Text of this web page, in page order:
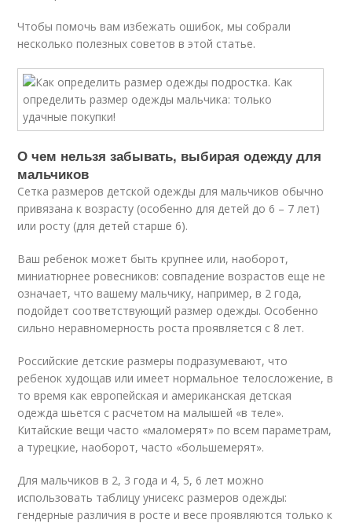
Чтобы помочь вам избежать ошибок, мы собрали
несколько полезных советов в этой статье.
О чем нельзя забывать, выбирая одежду для
мальчиков
Сетка размеров детской одежды для мальчиков обычно
привязана к возрасту (особенно для детей до 6 – 7 лет)
или росту (для детей старше 6).
Ваш ребенок может быть крупнее или, наоборот,
миниатюрнее ровесников: совпадение возрастов еще не
означает, что вашему мальчику, например, в 2 года,
подойдет соответствующий размер одежды. Особенно
сильно неравномерность роста проявляется с 8 лет.
Российские детские размеры подразумевают, что
ребенок худощав или имеет нормальное телосложение, в
то время как европейская и американская детская
одежда шьется с расчетом на малышей «в теле».
Китайские вещи часто «маломерят» по всем параметрам,
а турецкие, наоборот, часто «большемерят».
Для мальчиков в 2, 3 года и 4, 5, 6 лет можно
использовать таблицу унисекс размеров одежды:
гендерные различия в росте и весе проявляются только к